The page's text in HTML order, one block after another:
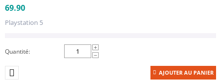
69.90
Playstation 5
Quantité:
+
−
AJOUTER AU PANIER